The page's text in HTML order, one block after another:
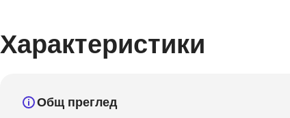
Характеристики
Общ преглед